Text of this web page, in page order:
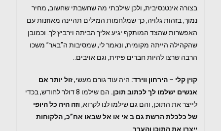
בצורה אינטנסיבית, ולכן שילבתי מה שחשבתי שחשוב, מחיר
נמוך, בזהות גלויה, כך שמלחמות המילים תהיינה מאוזנות עם
האפשרות שהצד המותקף יגיע אליך הביתה וירביץ לך. וכמובן
שהקהילה הייתה מקומית, ונאמר לי, שמסיבות ה”באר” משכו
הרבה שרצו להיות חברים פיזית, וגם אויבים..
קוין קלי – הירחון ווירד: היה עוד גורם מעשי,זול יותר אם
אנשים ישלמו לך לכתוב תוכן.
הם שילמו 8 דולר לחודש, בכדי
לייצר את התוכן, והם גם שילמו לנו לקרוא, וזה היה כל היופי
של כלכלת הרשת גם ב אי או אל שבאו אח”כ, הלקוחות
ייצרו את התוכן והערך